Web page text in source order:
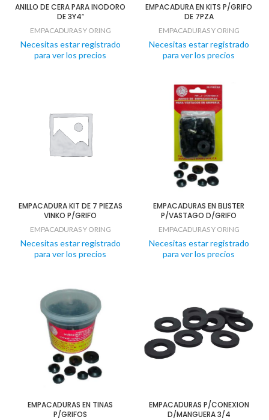
ANILLO DE CERA PARA INODORO
DE 3Y4″
EMPACADURAS Y ORING
Necesitas estar registrado
para ver los precios
EMPACADURA EN KITS P/GRIFO
DE 7PZA
EMPACADURAS Y ORING
Necesitas estar registrado
para ver los precios
EMPACADURA KIT DE 7 PIEZAS
VINKO P/GRIFO
EMPACADURAS Y ORING
Necesitas estar registrado
para ver los precios
EMPACADURAS EN BLISTER
P/VASTAGO D/GRIFO
EMPACADURAS Y ORING
Necesitas estar registrado
para ver los precios
EMPACADURAS EN TINAS
P/GRIFOS
EMPACADURAS P/CONEXION
D/MANGUERA 3/4